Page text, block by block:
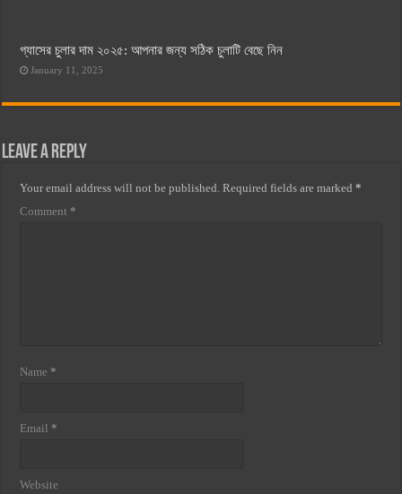
গ্যাসের চুলার দাম ২০২৫: আপনার জন্য সঠিক চুলাটি বেছে নিন
January 11, 2025
Leave a Reply
Your email address will not be published. Required fields are marked*
Comment *
Name *
Email *
Website